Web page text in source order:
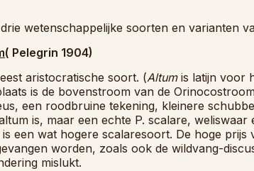
wetenschappelijke soorten en varianten
( Pelegrin 1904)
aristocratische soort. (Altumis latijn voor
is de bovenstroom van de
een roodbruine tekening, kleinere
is, maar een echte P. scalare,
een wat hogere scalaresoort. De hoge
worden, zoals ook de wildvang-
mislukt.